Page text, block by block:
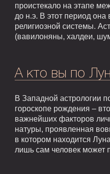
проистекало на этапе
до н.э. В этот период она
религиозной системы.
(вавилоняны, халдеи,
А кто вы по
В Западной астрологии
гороскопе рождения –
важнейших факторов
натуры, проявленная
в котором находится
лишь сам человек может